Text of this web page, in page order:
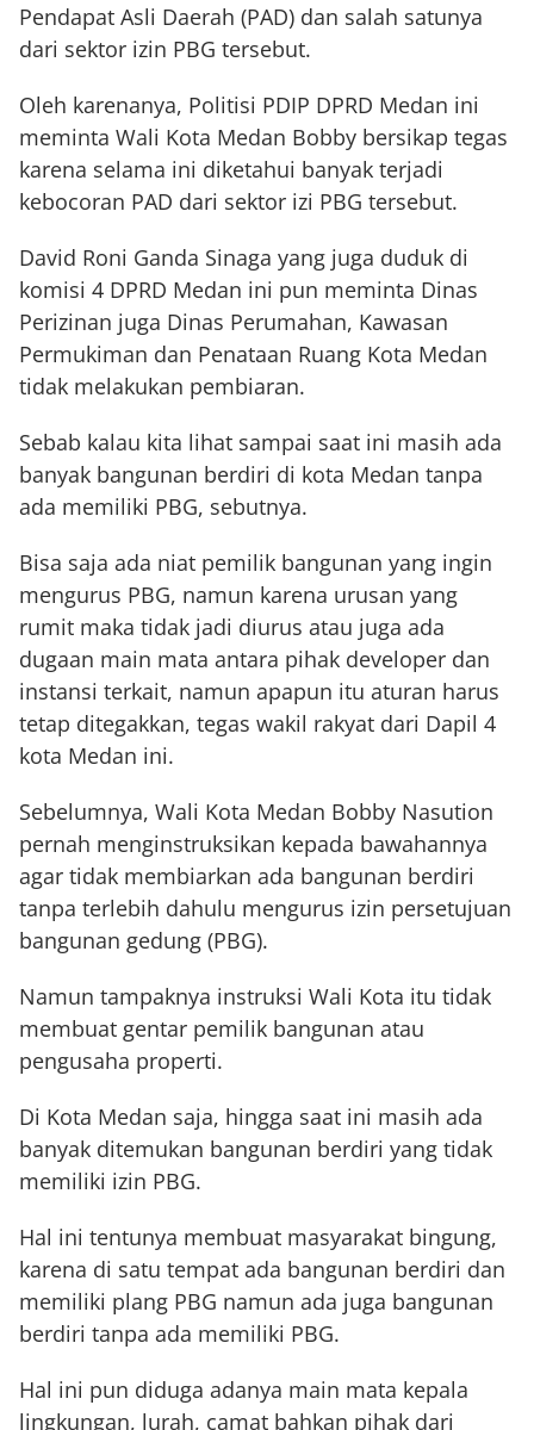
Pendapat Asli Daerah (PAD) dan salah satunya
dari sektor izin PBG tersebut.
Oleh karenanya, Politisi PDIP DPRD Medan ini
meminta Wali Kota Medan Bobby bersikap tegas
karena selama ini diketahui banyak terjadi
kebocoran PAD dari sektor izi PBG tersebut.
David Roni Ganda Sinaga yang juga duduk di
komisi 4 DPRD Medan ini pun meminta Dinas
Perizinan juga Dinas Perumahan, Kawasan
Permukiman dan Penataan Ruang Kota Medan
tidak melakukan pembiaran.
Sebab kalau kita lihat sampai saat ini masih ada
banyak bangunan berdiri di kota Medan tanpa
ada memiliki PBG, sebutnya.
Bisa saja ada niat pemilik bangunan yang ingin
mengurus PBG, namun karena urusan yang
rumit maka tidak jadi diurus atau juga ada
dugaan main mata antara pihak developer dan
instansi terkait, namun apapun itu aturan harus
tetap ditegakkan, tegas wakil rakyat dari Dapil 4
kota Medan ini.
Sebelumnya, Wali Kota Medan Bobby Nasution
pernah menginstruksikan kepada bawahannya
agar tidak membiarkan ada bangunan berdiri
tanpa terlebih dahulu mengurus izin persetujuan
bangunan gedung (PBG).
Namun tampaknya instruksi Wali Kota itu tidak
membuat gentar pemilik bangunan atau
pengusaha properti.
Di Kota Medan saja, hingga saat ini masih ada
banyak ditemukan bangunan berdiri yang tidak
memiliki izin PBG.
Hal ini tentunya membuat masyarakat bingung,
karena di satu tempat ada bangunan berdiri dan
memiliki plang PBG namun ada juga bangunan
berdiri tanpa ada memiliki PBG.
Hal ini pun diduga adanya main mata kepala
lingkungan, lurah, camat bahkan pihak dari